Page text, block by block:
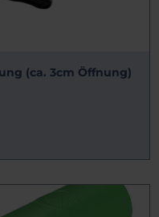
(ca. 3cm Öffnung)